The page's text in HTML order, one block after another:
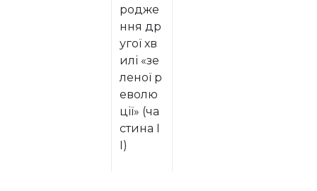
родже
ння др
угої хв
илі «зе
леної р
еволю
ції» (ча
стина І
І)